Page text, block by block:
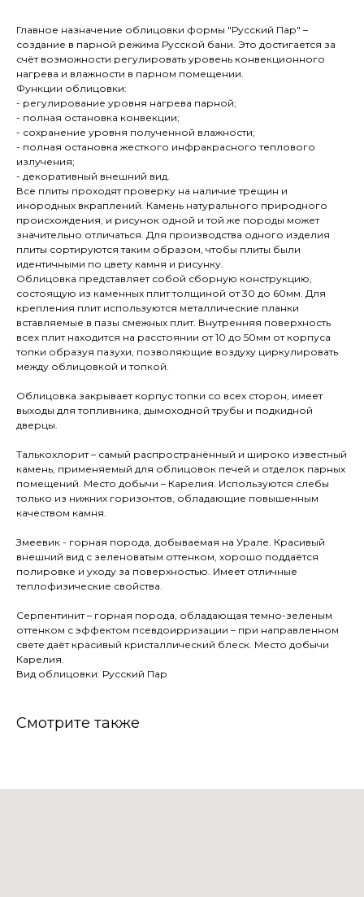
Главное назначение облицовки формы "Русский Пар" –
создание в парной режима Русской бани. Это достигается за
счёт возможности регулировать уровень конвекционного
нагрева и влажности в парном помещении.
Функции облицовки:
- регулирование уровня нагрева парной;
- полная остановка конвекции;
- сохранение уровня полученной влажности;
- полная остановка жесткого инфракрасного теплового
излучения;
- декоративный внешний вид.
Все плиты проходят проверку на наличие трещин и
инородных вкраплений. Камень натурального природного
происхождения, и рисунок одной и той же породы может
значительно отличаться. Для производства одного изделия
плиты сортируются таким образом, чтобы плиты были
идентичными по цвету камня и рисунку.
Облицовка представляет собой сборную конструкцию,
состоящую из каменных плит толщиной от 30 до 60мм. Для
крепления плит используются металлические планки
вставляемые в пазы смежных плит. Внутренняя поверхность
всех плит находится на расстоянии от 10 до 50мм от корпуса
топки образуя пазухи, позволяющие воздуху циркулировать
между облицовкой и топкой.
Облицовка закрывает корпус топки со всех сторон, имеет
выходы для топливника, дымоходной трубы и подкидной
дверцы.
Талькохлорит – самый распространённый и широко известный
камень, применяемый для облицовок печей и отделок парных
помещений. Место добычи – Карелия. Используются слебы
только из нижних горизонтов, обладающие повышенным
качеством камня.
Змеевик - горная порода, добываемая на Урале. Красивый
внешний вид с зеленоватым оттенком, хорошо поддаётся
полировке и уходу за поверхностью. Имеет отличные
теплофизические свойства.
Серпентинит – горная порода, обладающая темно-зеленым
оттенком с эффектом псевдоирризации – при направленном
свете даёт красивый кристаллический блеск. Место добычи
Карелия.
Вид облицовки: Русский Пар
Смотрите также